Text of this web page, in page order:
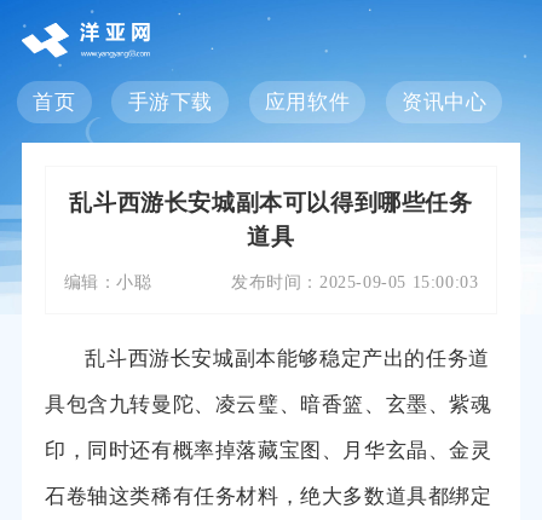
首页 手游下载 应用软件 资讯中心
乱斗西游长安城副本可以得到哪些任务
道具
编辑：小聪 发布时间： 2025-09-05 15:00:03
乱斗西游长安城副本能够稳定产出的任务道
具包含九转曼陀、凌云璧、暗香篮、玄墨、紫魂
印，同时还有概率掉落藏宝图、月华玄晶、金灵
石卷轴这类稀有任务材料，绝大多数道具都绑定